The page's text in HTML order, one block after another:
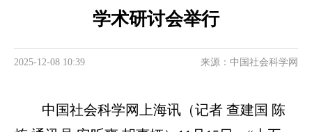
学术研讨会举行
2025-12-08 10:39 来源：中国社会科学网
中国社会科学网上海讯（记者 查建国 陈